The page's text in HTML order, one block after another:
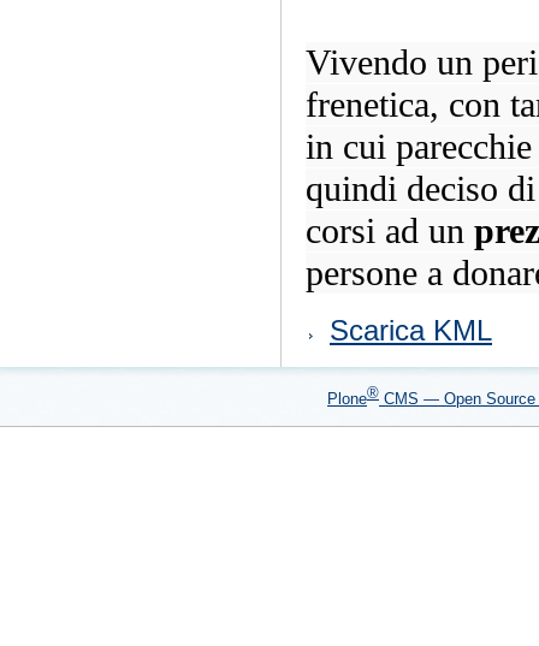
Vivendo un
frenetica, con
in cui
quindi deciso
corsi ad un
persone a
sul
documento
Scarica KML
Plone® CMS — Open Source